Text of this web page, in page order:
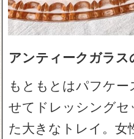
アンティークガラス
もともとはパフケ
せてドレッシング
た大きなトレイ。